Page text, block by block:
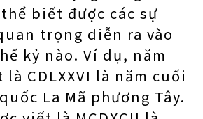
biết được các sự
trọng diễn ra vào
kỷ nào. Ví dụ, năm
CDLXXVI là năm cuối
La Mã phương Tây.